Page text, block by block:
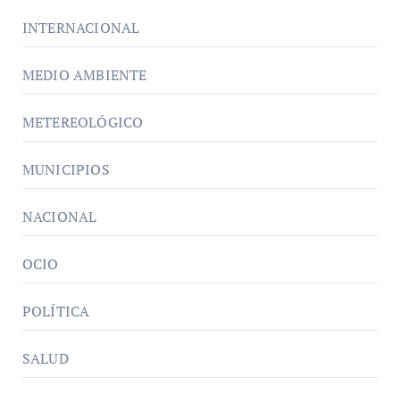
INTERNACIONAL
MEDIO AMBIENTE
METEREOLÓGICO
MUNICIPIOS
NACIONAL
OCIO
POLÍTICA
SALUD